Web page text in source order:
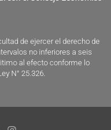
de ejercer el derecho de
no inferiores a seis
al efecto conforme lo
N° 25.326.